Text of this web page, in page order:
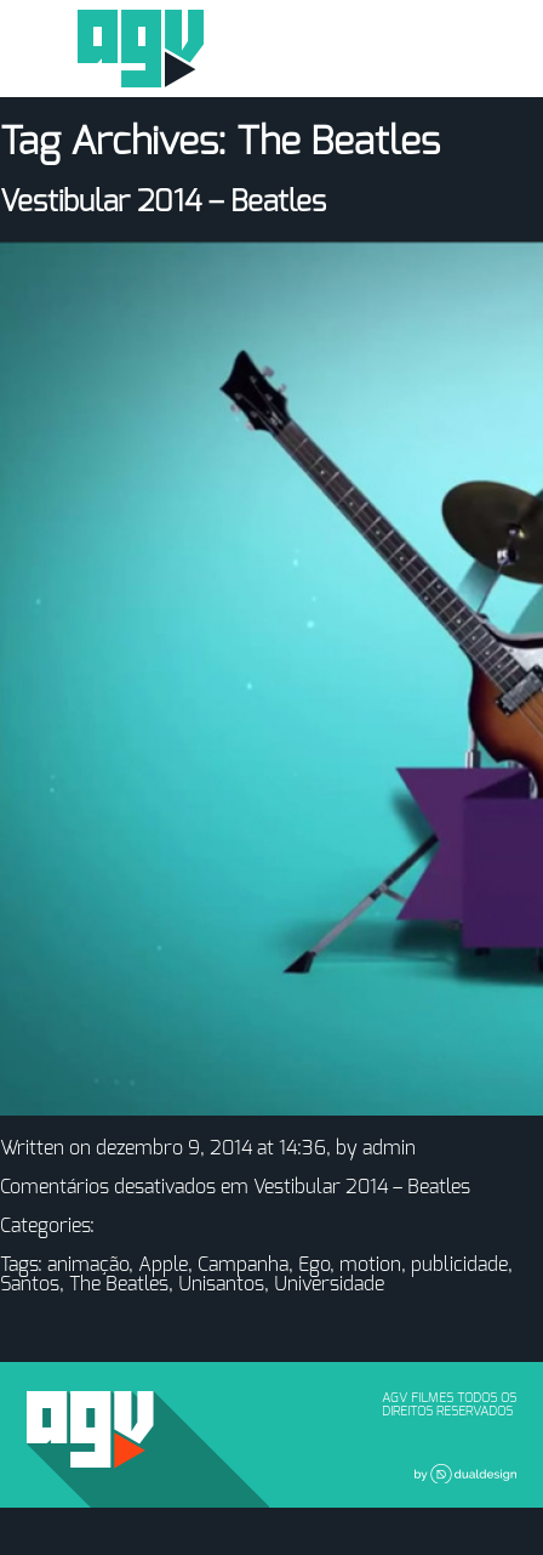
Tag Archives: The Beatles
Vestibular 2014 – Beatles
Written on dezembro 9, 2014 at 14:36, by admin
Comentários desativados em Vestibular 2014 – Beatles
Categories:
Tags: animação, Apple, Campanha, Ego, motion, publicidade,
Santos, The Beatles, Unisantos, Universidade
AGV FILMES TODOS OS
DIREITOS RESERVADOS